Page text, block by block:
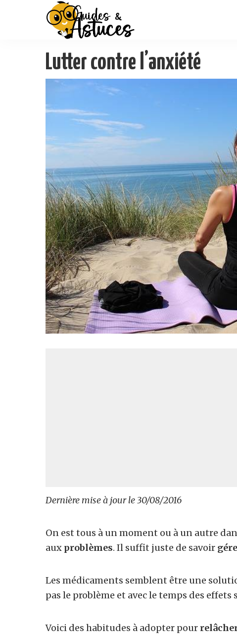
Lutter contre l’anxiété
Dernière mise à jour le 30/08/2016
On est tous à un moment ou à un autre
aux problèmes. Il suffit juste de savoir
Les médicaments semblent être une
pas le problème et avec le temps des
Voici des habitudes à adopter pour